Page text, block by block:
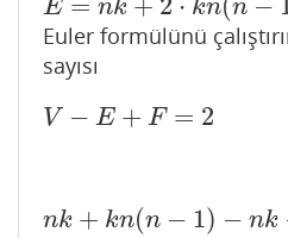
E nk kn n
E= nk +2⋅k n(n− 1 )
Euler formülünü
sayısı
V − E + F = 2
V−E+F =2
nk + kn(n − 1) − nk
nk+kn( n−1)− nk−